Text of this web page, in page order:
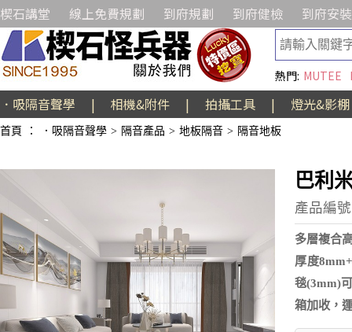
楔石講堂 線上免費規劃 到府規劃 到府健檢 到府安裝
熱門: MUTEE
．吸隔音聲學 | 相機&附件 | 拍攝工具 | 燈光&影棚
首頁 ： ．吸隔音聲學 > 隔音產品 > 地板隔音 > 隔音地板
巴利
產品編
多層複合
厚度
毯(3mm)
箱加收，